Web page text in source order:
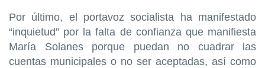
Por último, el portavoz socialista ha manifestado
“inquietud” por la falta de confianza que manifiesta
María Solanes porque puedan no cuadrar las
cuentas municipales o no ser aceptadas, así como